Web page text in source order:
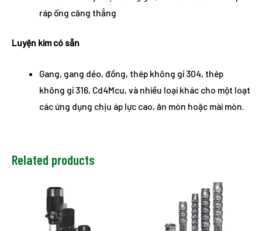
ráp ống căng thẳng
Luyện kim có sẵn
Gang, gang dẻo, đồng, thép không gỉ 304, thép
không gỉ 316, Cd4Mcu, và nhiều loại khác cho một loạt
các ứng dụng chịu áp lực cao, ăn mòn hoặc mài mòn.
Related products